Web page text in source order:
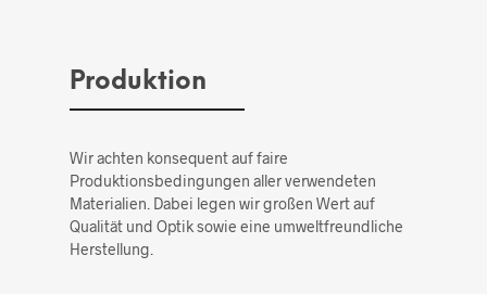
Produktion
Wir achten konsequent auf faire
Produktionsbedingungen aller verwendeten
Materialien. Dabei legen wir großen Wert auf
Qualität und Optik sowie eine umweltfreundliche
Herstellung.